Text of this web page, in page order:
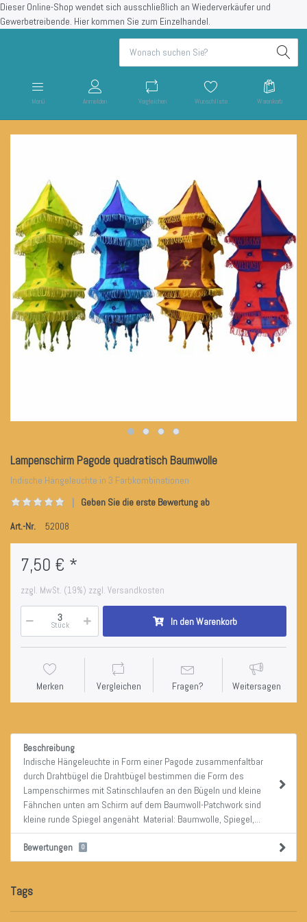
Dieser Online-Shop wendet sich ausschließlich an Wiederverkäufer und
Gewerbetreibende. Hier kommen Sie zum Einzelhandel.
Menü Anmelden Vergleichen Wunschliste Warenkorb
Lampenschirm Pagode quadratisch Baumwolle
Indische Hängeleuchte in 3 Farbkombinationen
Geben Sie die erste Bewertung ab
Art.-Nr.
52008
7,50 € *
zzgl. MwSt. (19%) zzgl. Versandkosten
Stück In den Warenkorb
Merken Vergleichen Fragen? Weitersagen
Beschreibung
Indische Hängeleuchte in Form einer Pagode zusammenfaltbar
durch Drahtbügel die Drahtbügel bestimmen die Form des
Lampenschirmes mit Satinschlaufen an den Bügeln und kleine
Fähnchen unten am Schirm auf dem Baumwoll-Patchwork sind
kleine runde Spiegel angenäht Material: Baumwolle, Spiegel,...
Bewertungen 0
Tags